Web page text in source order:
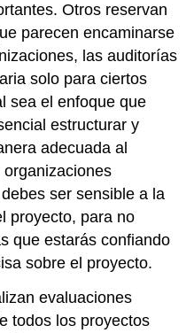
Otros reservan
parecen encaminarse
las auditorías
solo para ciertos
sea el enfoque que
estructurar y
adecuada al
ser sensible a la
proyecto, para no
que estarás confiando
sobre el proyecto.
evaluaciones
todos los proyectos